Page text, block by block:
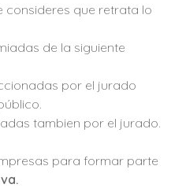
consideres que retrata lo
de la siguiente
por el jurado
tambien por el jurado.
para formar parte